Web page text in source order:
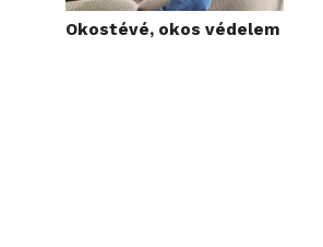
Okostévé, okos védelem